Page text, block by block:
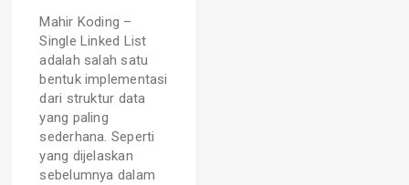
Mahir Koding –
Single Linked List
adalah salah satu
bentuk implementasi
dari struktur data
yang paling
sederhana. Seperti
yang dijelaskan
sebelumnya dalam